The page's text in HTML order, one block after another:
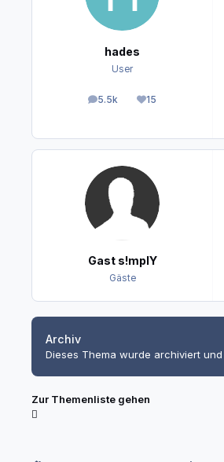
hades
User
5.5k
Beiträge 15
Reputation
Gast s!mplY
Gäste
Archiv
Dieses Thema wurde archiviert
Zur Themenliste gehen